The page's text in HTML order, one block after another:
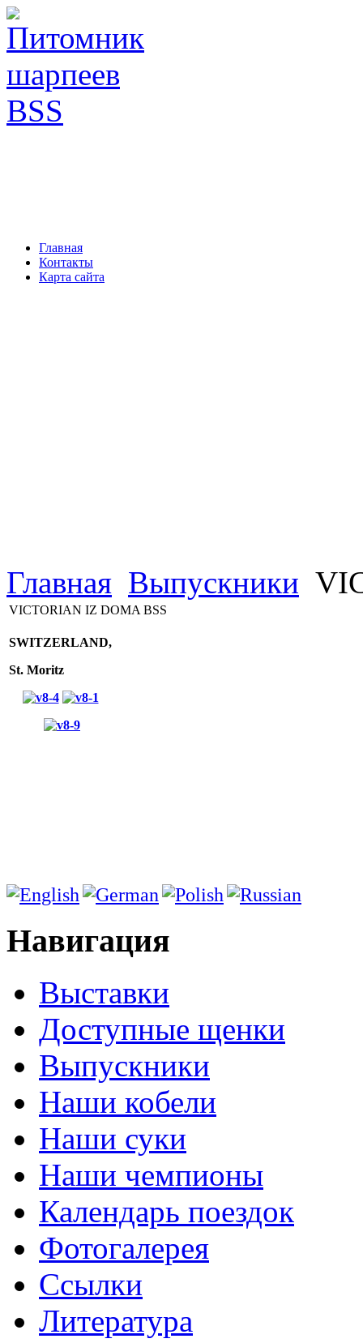
Главная
Контакты
Карта сайта
Главная Выпускники
VICTORIAN IZ DOMA BSS
SWITZERLAND,
St. Moritz
Навигация
Выставки
Доступные щенки
Выпускники
Наши кобели
Наши суки
Наши чемпионы
Календарь поездок
Фотогалерея
Ссылки
Литература